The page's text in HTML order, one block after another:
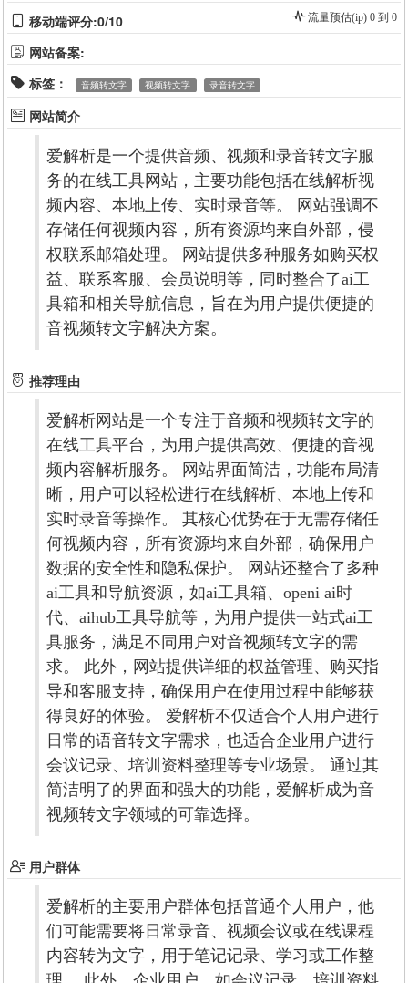
移动端评分:0/10 流量预估(ip) 0 到 0
网站备案:
标签：
音频转文字 视频转文字 录音转文字
网站简介
爱解析是一个提供音频、视频和录音转文字服
务的在线工具网站，主要功能包括在线解析视
频内容、本地上传、实时录音等。 网站强调不
存储任何视频内容，所有资源均来自外部，侵
权联系邮箱处理。 网站提供多种服务如购买权
益、联系客服、会员说明等，同时整合了ai工
具箱和相关导航信息，旨在为用户提供便捷的
音视频转文字解决方案。
推荐理由
爱解析网站是一个专注于音频和视频转文字的
在线工具平台，为用户提供高效、便捷的音视
频内容解析服务。 网站界面简洁，功能布局清
晰，用户可以轻松进行在线解析、本地上传和
实时录音等操作。 其核心优势在于无需存储任
何视频内容，所有资源均来自外部，确保用户
数据的安全性和隐私保护。 网站还整合了多种
ai工具和导航资源，如ai工具箱、openi ai时
代、aihub工具导航等，为用户提供一站式ai工
具服务，满足不同用户对音视频转文字的需
求。 此外，网站提供详细的权益管理、购买指
导和客服支持，确保用户在使用过程中能够获
得良好的体验。 爱解析不仅适合个人用户进行
日常的语音转文字需求，也适合企业用户进行
会议记录、培训资料整理等专业场景。 通过其
简洁明了的界面和强大的功能，爱解析成为音
视频转文字领域的可靠选择。
用户群体
爱解析的主要用户群体包括普通个人用户，他
们可能需要将日常录音、视频会议或在线课程
内容转为文字，用于笔记记录、学习或工作整